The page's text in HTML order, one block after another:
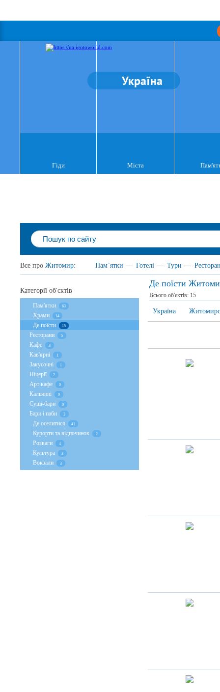
Україна
Гіди Міста
Все про Житомир: Пам`ятки — Готелі — Тури —
Де поїсти
Всього об'єктів: 15
Україна
Категорії об'єктів
Пам'ятки 63
Храми 14
Де поїсти 15
Ресторани 5
Кафе 3
Кав'ярні 1
Закусочні 1
Піцерії 2
Арт кафе 0
Кальянні 0
Суші-бари 0
Бари і паби 3
Де оселитися 41
Курорти та відпочинок 2
Розваги 4
Культура 3
Вокзали 3